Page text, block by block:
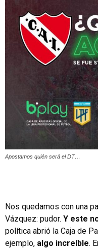
Apostamos quién será el DT…
Nos quedamos con una
Vázquez: pudor. Y este
política abrió la Caja de
ejemplo, algo increíble.